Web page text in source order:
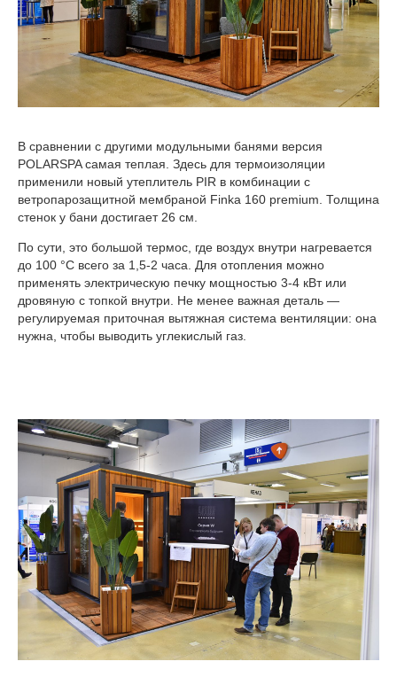
В сравнении с другими модульными банями версия
POLARSPA самая теплая. Здесь для термоизоляции
применили новый утеплитель PIR в комбинации с
ветропарозащитной мембраной Finka 160 premium. Толщина
стенок у бани достигает 26 см.
По сути, это большой термос, где воздух внутри нагревается
до 100 °C всего за 1,5-2 часа. Для отопления можно
применять электрическую печку мощностью 3-4 кВт или
дровяную с топкой внутри. Не менее важная деталь —
регулируемая приточная вытяжная система вентиляции: она
нужна, чтобы выводить углекислый газ.